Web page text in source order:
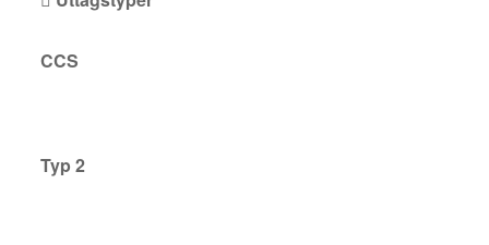
CCS
Typ 2